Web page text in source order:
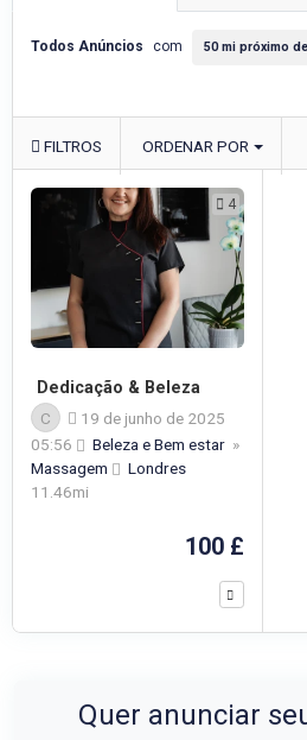
Todos Anúncios com 50 mi próximo
FILTROS ORDENAR POR
4
Dedicação & Beleza
C
19 de junho de 2025
05:56
Beleza e Bem estar »
Massagem
Londres
11.46mi
100 £
Quer anunciar